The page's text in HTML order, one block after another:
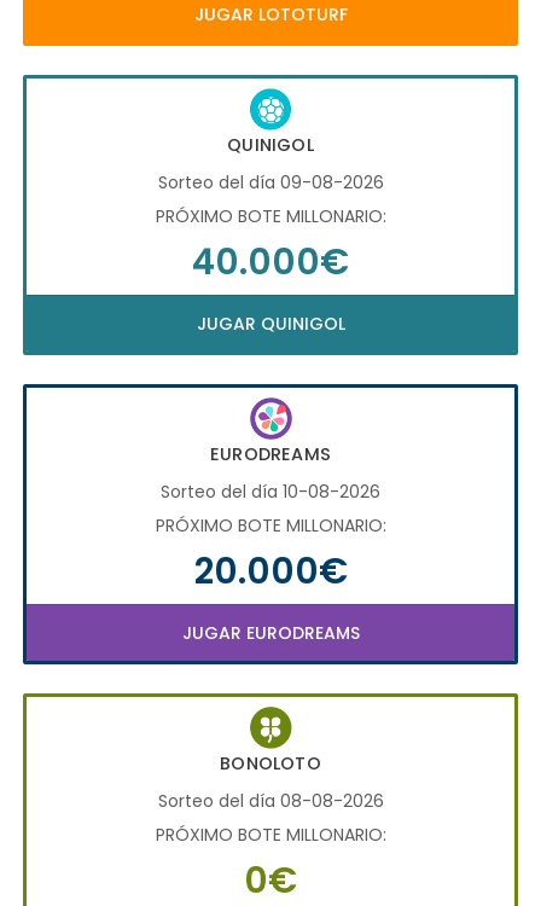
JUGAR LOTOTURF
QUINIGOL
Sorteo del día 09-08-2026
PRÓXIMO BOTE MILLONARIO:
40.000€
JUGAR QUINIGOL
EURODREAMS
Sorteo del día 10-08-2026
PRÓXIMO BOTE MILLONARIO:
20.000€
JUGAR EURODREAMS
BONOLOTO
Sorteo del día 08-08-2026
PRÓXIMO BOTE MILLONARIO:
0€